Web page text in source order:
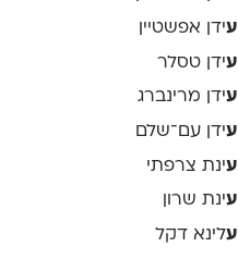
עידן אפשטיין
עידן טסלר
עידן מרינברג
עידן עם־שלם
עינת צרפתי
עינת שרון
עלינא דקל